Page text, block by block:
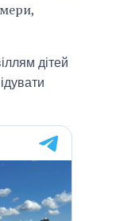
дітей